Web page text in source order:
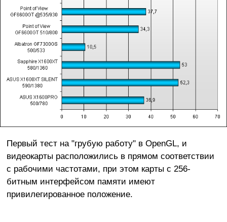
Первый тест на "грубую работу" в OpenGL, и
видеокарты расположились в прямом соответствии
с рабочими частотами, при этом карты с 256-
битным интерфейсом памяти имеют
привилегированное положение.